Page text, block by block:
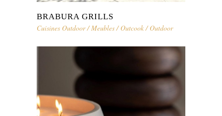
BRABURA GRILLS
Cuisines Outdoor/Meubles/Outcook/Outdoor